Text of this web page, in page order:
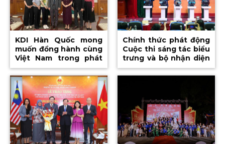
KDI Hàn Quốc mong
muốn đồng hành cùng
Việt Nam trong phát
triển văn hóa và công
nghiệp văn hóa
Chính thức phát động
Cuộc thi sáng tác biểu
trưng và bộ nhận diện
hình ảnh APEC Việt
Nam 2027